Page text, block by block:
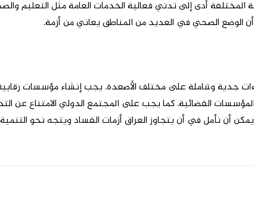
الوضع الصحي في العديد من المناطق يعاني من أزمة.
جدية وشاملة على مختلف الأصعدة. يجب إنشاء مؤسسات رقابية
القضائية. كما يجب على المجتمع الدولي الامتناع عن
نأمل في أن يتجاوز العراق أزمات الفساد ويتجه نحو التنمية